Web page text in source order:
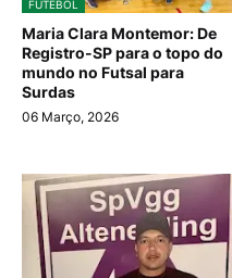
FUTEBOL
Maria Clara Montemor: De
Registro-SP para o topo do
mundo no Futsal para
Surdas
06 Março, 2026